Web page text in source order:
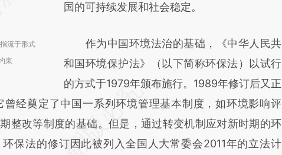
流于形式
束
国的可持续发展和社会稳定。
作为中国环境法治的基础，《中华人民共
和国环境保护法》（以下简称环保法）以试行
的方式于1979年颁布施行。1989年修订后又正
经奠定了中国一系列环境管理基本制度，如环境影响评
整改等制度的基础。但是，通过转变机制应对新时期的环
保法的修订因此被列入全国人大常委会2011年的立法计